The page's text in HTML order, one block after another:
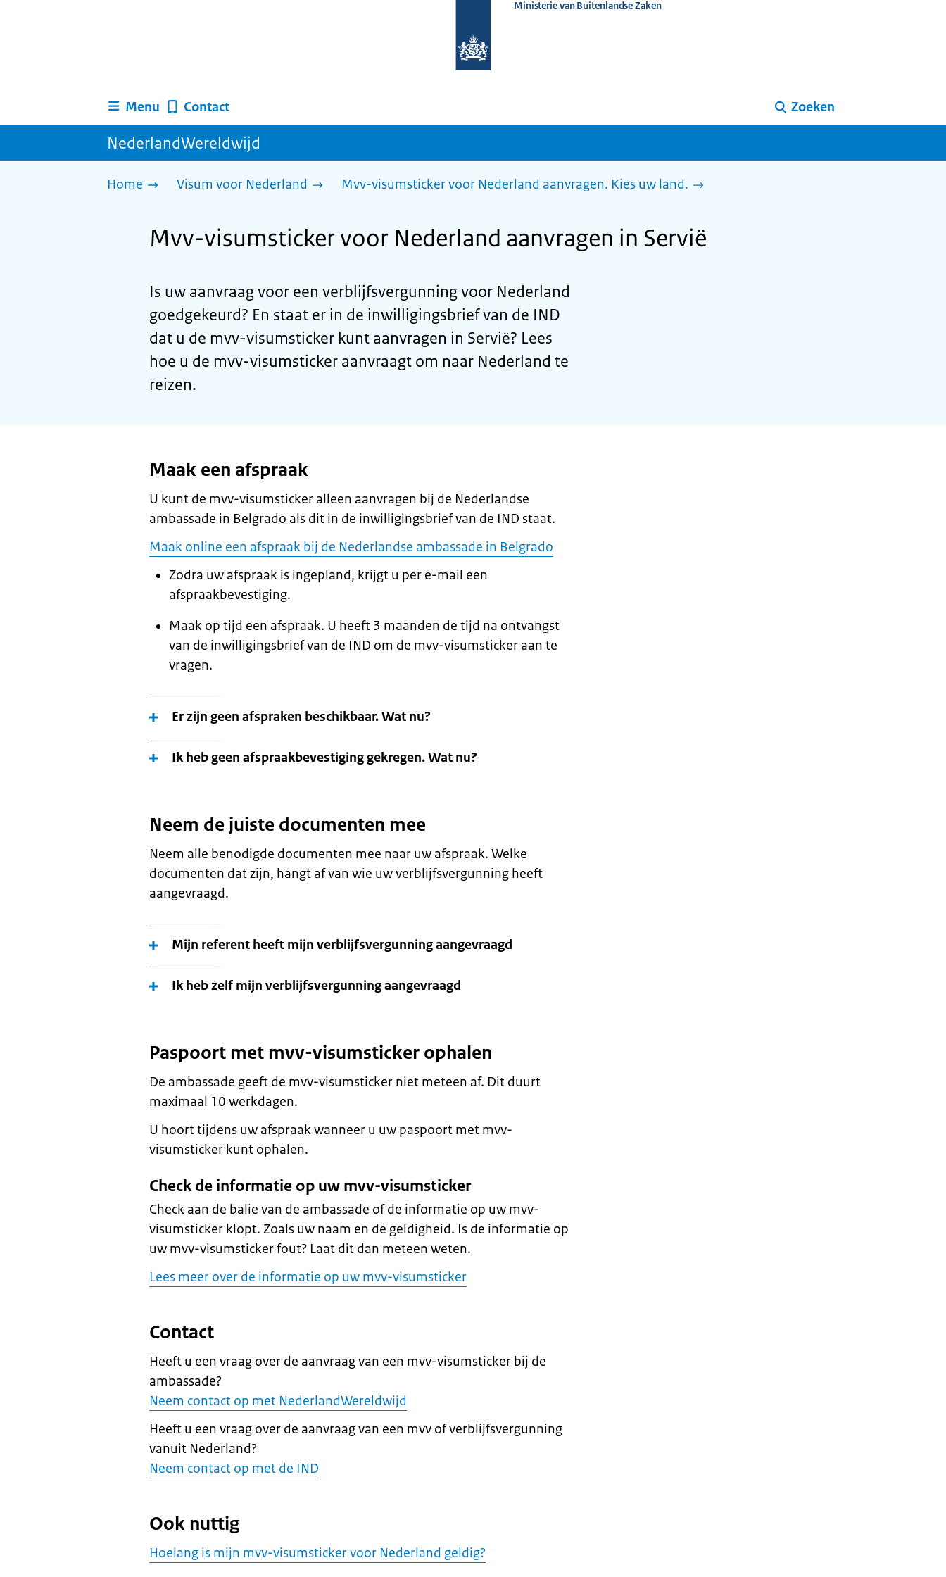
homepage
Ministerie van Buitenlandse Zaken
Menu Contact Zoeken
NederlandWereldwijd
Home Visum voor Nederland Mvv-visumsticker voor Nederland aanvragen. Kies uw land.
Mvv-visumsticker voor Nederland aanvragen in Servië
Is uw aanvraag voor een verblijfsvergunning voor Nederland
goedgekeurd? En staat er in de inwilligingsbrief van de IND
dat u de mvv-visumsticker kunt aanvragen in Servië? Lees
hoe u de mvv-visumsticker aanvraagt om naar Nederland te
reizen.
Maak een afspraak
U kunt de mvv-visumsticker alleen aanvragen bij de Nederlandse
ambassade in Belgrado als dit in de inwilligingsbrief van de IND staat.
Maak online een afspraak bij de Nederlandse ambassade in Belgrado
Zodra uw afspraak is ingepland, krijgt u per e-mail een
afspraakbevestiging.
Maak op tijd een afspraak. U heeft 3 maanden de tijd na ontvangst
van de inwilligingsbrief van de IND om de mvv-visumsticker aan te
vragen.
Er zijn geen afspraken beschikbaar. Wat nu?
Ik heb geen afspraakbevestiging gekregen. Wat nu?
Neem de juiste documenten mee
Neem alle benodigde documenten mee naar uw afspraak. Welke
documenten dat zijn, hangt af van wie uw verblijfsvergunning heeft
aangevraagd.
Mijn referent heeft mijn verblijfsvergunning aangevraagd
Ik heb zelf mijn verblijfsvergunning aangevraagd
Paspoort met mvv-visumsticker ophalen
De ambassade geeft de mvv-visumsticker niet meteen af. Dit duurt
maximaal 10 werkdagen.
U hoort tijdens uw afspraak wanneer u uw paspoort met mvv-
visumsticker kunt ophalen.
Check de informatie op uw mvv-visumsticker
Check aan de balie van de ambassade of de informatie op uw mvv-
visumsticker klopt. Zoals uw naam en de geldigheid. Is de informatie op
uw mvv-visumsticker fout? Laat dit dan meteen weten.
Lees meer over de informatie op uw mvv-visumsticker
Contact
Heeft u een vraag over de aanvraag van een mvv-visumsticker bij de
ambassade?
Neem contact op met NederlandWereldwijd
Heeft u een vraag over de aanvraag van een mvv of verblijfsvergunning
vanuit Nederland?
Neem contact op met de IND
Ook nuttig
Hoelang is mijn mvv-visumsticker voor Nederland geldig?